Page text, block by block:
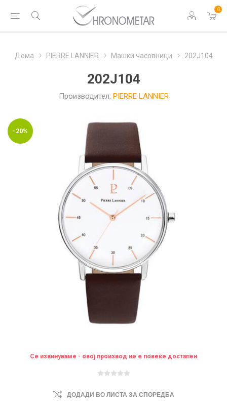
0
Дома PIERRE LANNIER Машки часовници 202J104
202J104
Производител: PIERRE LANNIER
-20%
Се извинуваме - овој производ не е повеќе достапен
ДОДАДИ ВО ЛИСТА ЗА СПОРЕДБА